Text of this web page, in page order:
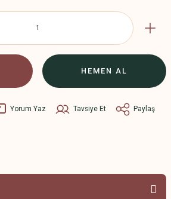
HEMEN AL
Yorum Yaz Tavsiye Et Paylaş